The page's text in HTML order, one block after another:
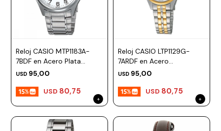
Reloj CASIO MTP1183A-
7BDF en Acero Plata
Esfera 38mm
USD 95,00
USD 80,75
Reloj CASIO LTP1129G-
7ARDF en Acero
Combinado Esfera 27mm
USD 95,00
USD 80,75